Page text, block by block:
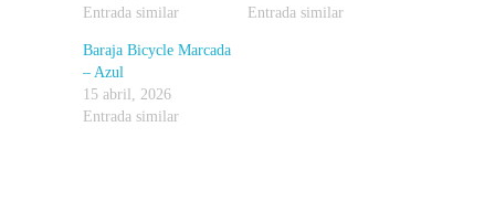
Entrada similar
Entrada similar
Baraja Bicycle Marcada
– Azul
15 abril, 2026
Entrada similar